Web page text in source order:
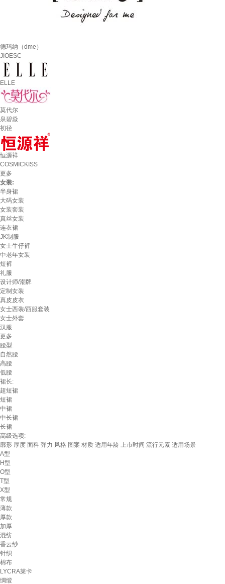
德玛纳（dme）
JIOESC
ELLE
莫代尔
泉碧焱
初径
恒源祥
COSMICKISS
更多
女装:
半身裙
大码女装
女装套装
真丝女装
连衣裙
JK制服
女士牛仔裤
中老年女装
短裤
礼服
设计师/潮牌
定制女装
真皮皮衣
女士西装/西服套装
女士外套
汉服
更多
腰型:
自然腰
高腰
低腰
裙长:
超短裙
短裙
中裙
中长裙
长裙
高级选项:
廓形 厚度 面料 弹力 风格 图案 材质 适用年龄 上市时间 流行元素 适用场景
A型
H型
O型
T型
X型
常规
薄款
厚款
加厚
混纺
香云纱
针织
棉布
LYCRA莱卡
绸缎